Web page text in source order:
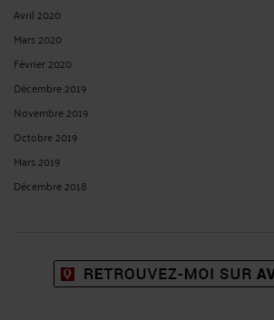
Avril 2020
Mars 2020
Février 2020
Décembre 2019
Novembre 2019
Octobre 2019
Mars 2019
Décembre 2018